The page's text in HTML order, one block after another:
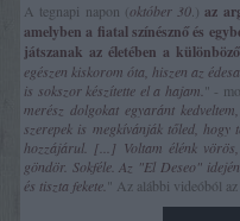
A tegnapi napon (október 30 .)az
amelyben a fiatal színésznő és
játszanak az életében a
egészen kiskorom óta, hiszen az
is sokszor készítette el a hajam. " -
merész dolgokat egyaránt
szerepek is megkívánják tőled, hogy
hozzájárul. [...] Voltam élénk
göndör. Sokféle. Az "El Deseo"
és tiszta fekete. " Az alábbi videóból az